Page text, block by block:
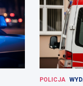
POLICJA